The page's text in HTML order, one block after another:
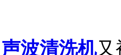
波清洗机又